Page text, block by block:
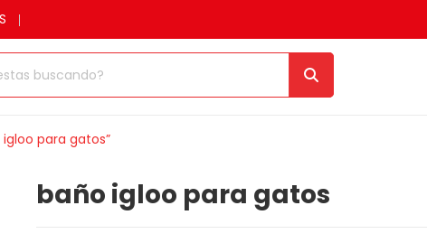
para gatos”
baño igloo para gatos